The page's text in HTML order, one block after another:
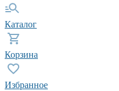
Каталог
Корзина
Избранное